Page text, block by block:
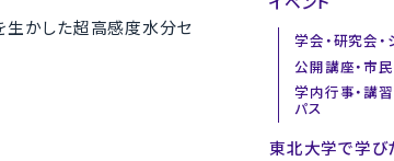
生かした超高感度水分セ
学会・研究会
公開講座・市
学内行事・講
パス
東北大学で学び